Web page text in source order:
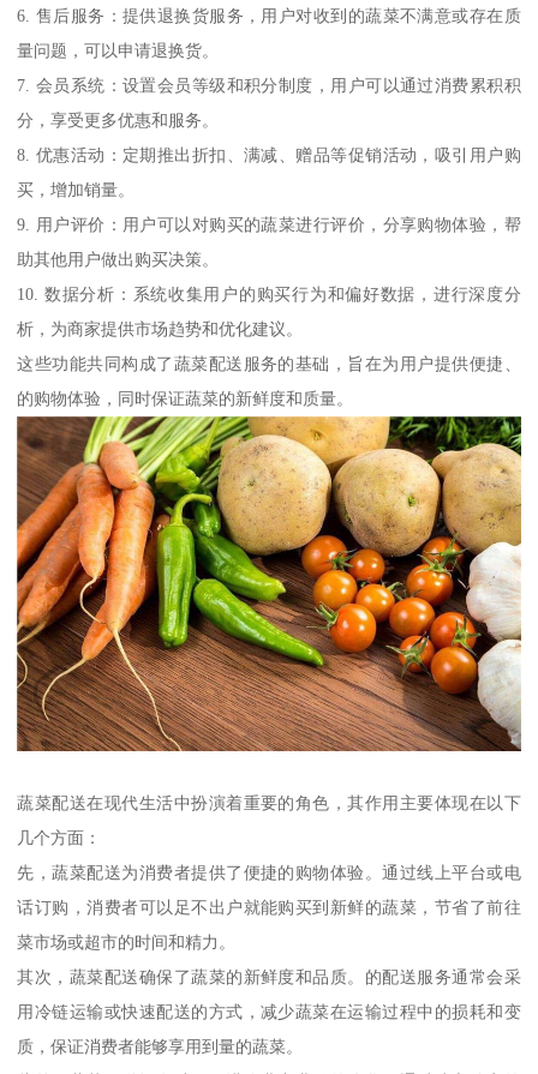
6. 售后服务：提供退换货服务，用户对收到的蔬菜不满意或存在质
量问题，可以申请退换货。
7. 会员系统：设置会员等级和积分制度，用户可以通过消费累积积
分，享受更多优惠和服务。
8. 优惠活动：定期推出折扣、满减、赠品等促销活动，吸引用户购
买，增加销量。
9. 用户评价：用户可以对购买的蔬菜进行评价，分享购物体验，帮
助其他用户做出购买决策。
10. 数据分析：系统收集用户的购买行为和偏好数据，进行深度分
析，为商家提供市场趋势和优化建议。
这些功能共同构成了蔬菜配送服务的基础，旨在为用户提供便捷、
的购物体验，同时保证蔬菜的新鲜度和质量。
蔬菜配送在现代生活中扮演着重要的角色，其作用主要体现在以下
几个方面：
先，蔬菜配送为消费者提供了便捷的购物体验。通过线上平台或电
话订购，消费者可以足不出户就能购买到新鲜的蔬菜，节省了前往
菜市场或超市的时间和精力。
其次，蔬菜配送确保了蔬菜的新鲜度和品质。的配送服务通常会采
用冷链运输或快速配送的方式，减少蔬菜在运输过程中的损耗和变
质，保证消费者能够享用到量的蔬菜。